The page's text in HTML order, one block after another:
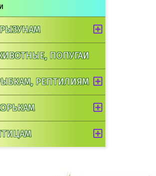
ПОПУГАИ
РЕПТИЛИЯМ